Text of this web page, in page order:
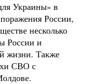
Украины» в
России,
несколько
России и
жизни. Также
СВО с